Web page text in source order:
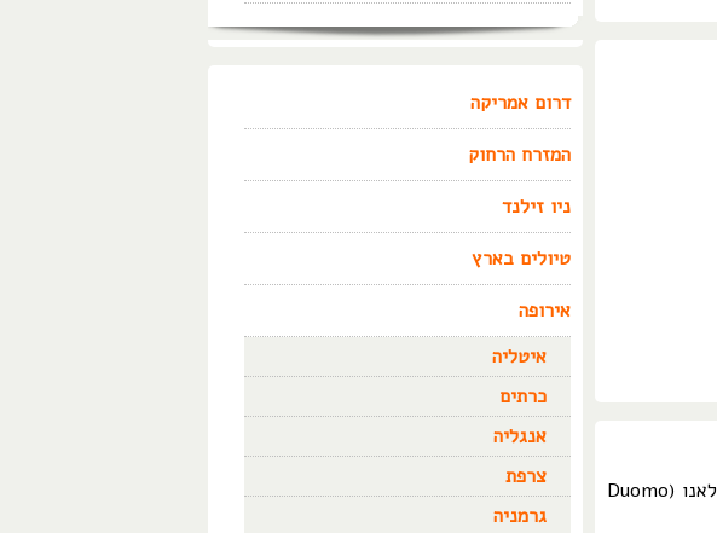
במרכזה של האיר מילאנו, בכיכר דל דואומו (Piazza del Duomo), ממוקם הדואומו של מילאנו (Duomo
דרום אמריקה
המזרח הרחוק
ניו זילנד
טיולים בארץ
אירופה
איטליה
כרתים
אנגליה
צרפת
גרמניה